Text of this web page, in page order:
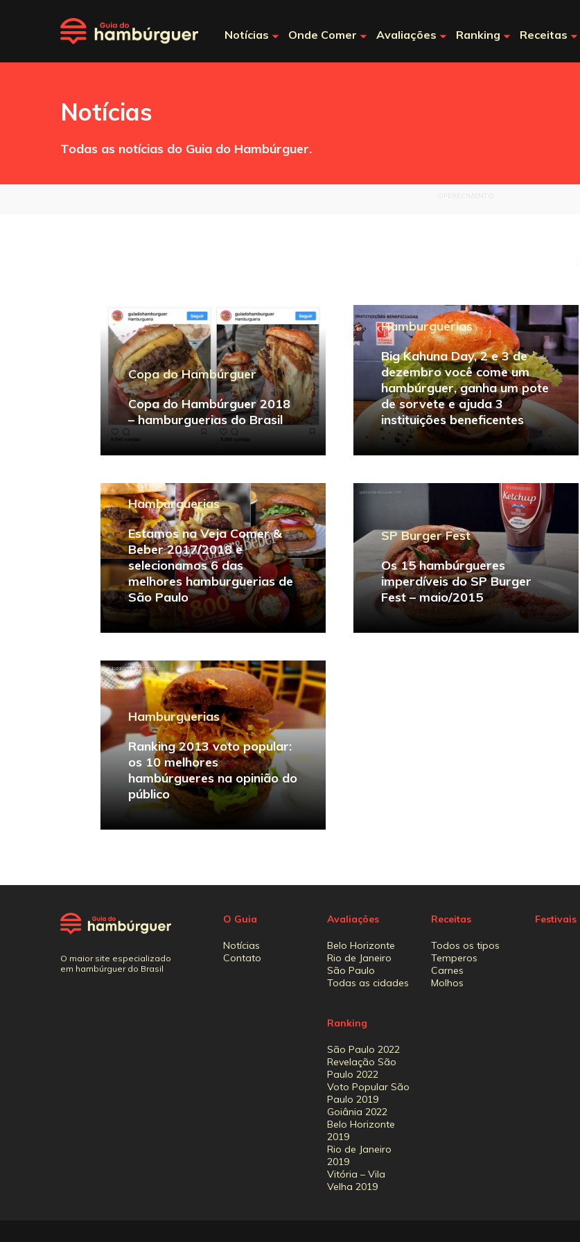
Notícias Onde Comer Avaliações Ranking Receitas
Notícias
Todas as notícias do Guia do Hambúrguer.
Copa do Hambúrguer
Copa do Hambúrguer 2018
– hamburguerias do Brasil
Hamburguerias
Big Kahuna Day, 2 e 3 de
dezembro você come um
hambúrguer, ganha um pote
de sorvete e ajuda 3
instituições beneficentes
Hamburguerias
Estamos na Veja Comer &
Beber 2017/2018 e
selecionamos 6 das
melhores hamburguerias de
São Paulo
SP Burger Fest
Os 15 hambúrgueres
imperdíveis do SP Burger
Fest – maio/2015
Hamburguerias
Ranking 2013 voto popular:
os 10 melhores
hambúrgueres na opinião do
público
O maior site especializado
em hambúrguer do Brasil
O Guia
Notícias
Contato
Avaliações
Belo Horizonte
Rio de Janeiro
São Paulo
Todas as cidades
Ranking
São Paulo 2022
Revelação São
Paulo 2022
Voto Popular São
Paulo 2019
Goiânia 2022
Belo Horizonte
2019
Rio de Janeiro
2019
Vitória – Vila
Velha 2019
Receitas
Todos os tipos
Temperos
Carnes
Molhos
Festivais